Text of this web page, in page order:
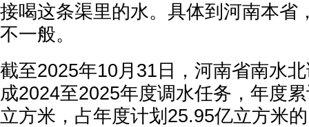
接喝这条渠里的水。具体到河南本省
不一般。
截至2025年10月31日，河南省南水
成2024至2025年度调水任务，年度
立方米，占年度计划25.95亿立方米